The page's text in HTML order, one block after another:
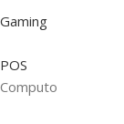
Gaming
POS
Computo